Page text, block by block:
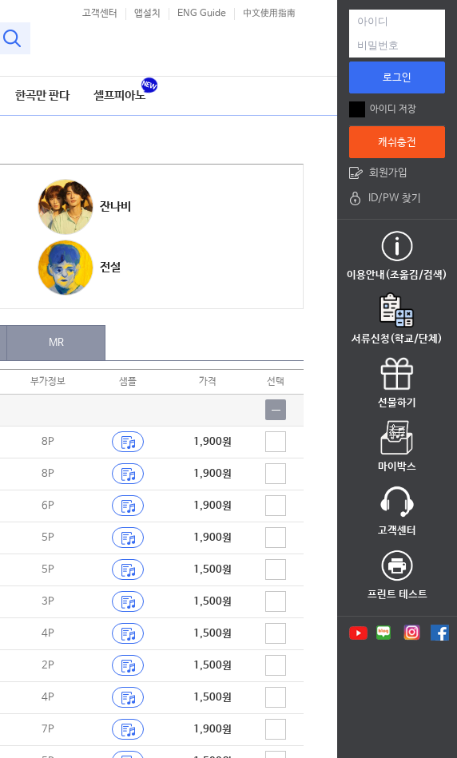
고객센터 앱설치 ENG Guide 中文使用指南
한곡만 판다 셀프피아노
잔나비
전설
MR
부가정보 샘플 가격 선택
8P 1,900원
8P 1,900원
6P 1,900원
5P 1,900원
5P 1,500원
3P 1,500원
4P 1,500원
2P 1,500원
4P 1,500원
7P 1,900원
로그인
아이디 저장
캐쉬충전
회원가입
ID/PW 찾기
이용안내(조옮김/검색)
서류신청(학교/단체)
선물하기
마이박스
고객센터
프린트 테스트